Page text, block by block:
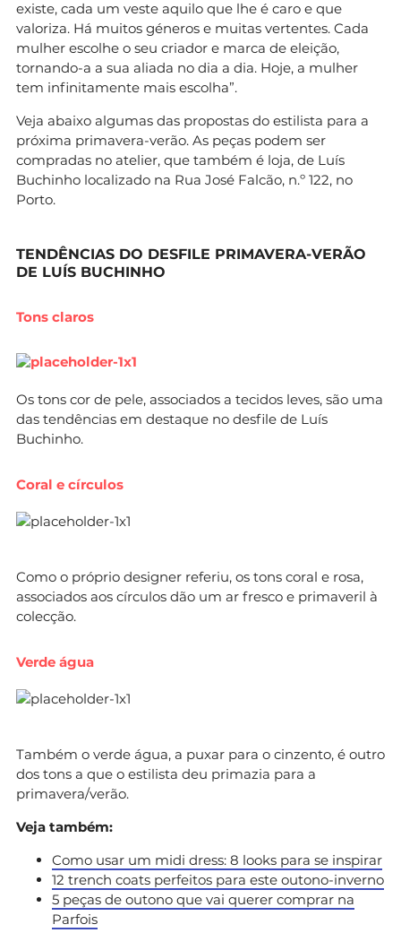
existe, cada um veste aquilo que lhe é caro e que
valoriza. Há muitos géneros e muitas vertentes. Cada
mulher escolhe o seu criador e marca de eleição,
tornando-a a sua aliada no dia a dia. Hoje, a mulher
tem infinitamente mais escolha”.
Veja abaixo algumas das propostas do estilista para a
próxima primavera-verão. As peças podem ser
compradas no atelier, que também é loja, de Luís
Buchinho localizado na Rua José Falcão, n.º 122, no
Porto.
TENDÊNCIAS DO DESFILE PRIMAVERA-VERÃO
DE LUÍS BUCHINHO
Tons claros
Os tons cor de pele, associados a tecidos leves, são uma
das tendências em destaque no desfile de Luís
Buchinho.
Coral e círculos
Como o próprio designer referiu, os tons coral e rosa,
associados aos círculos dão um ar fresco e primaveril à
colecção.
Verde água
Também o verde água, a puxar para o cinzento, é outro
dos tons a que o estilista deu primazia para a
primavera/verão.
Veja também:
Como usar um midi dress: 8 looks para se inspirar
12 trench coats perfeitos para este outono-inverno
5 peças de outono que vai querer comprar na
Parfois